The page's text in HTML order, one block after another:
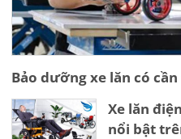
Bảo dưỡng xe lăn có
Xe lăn
nổi bật